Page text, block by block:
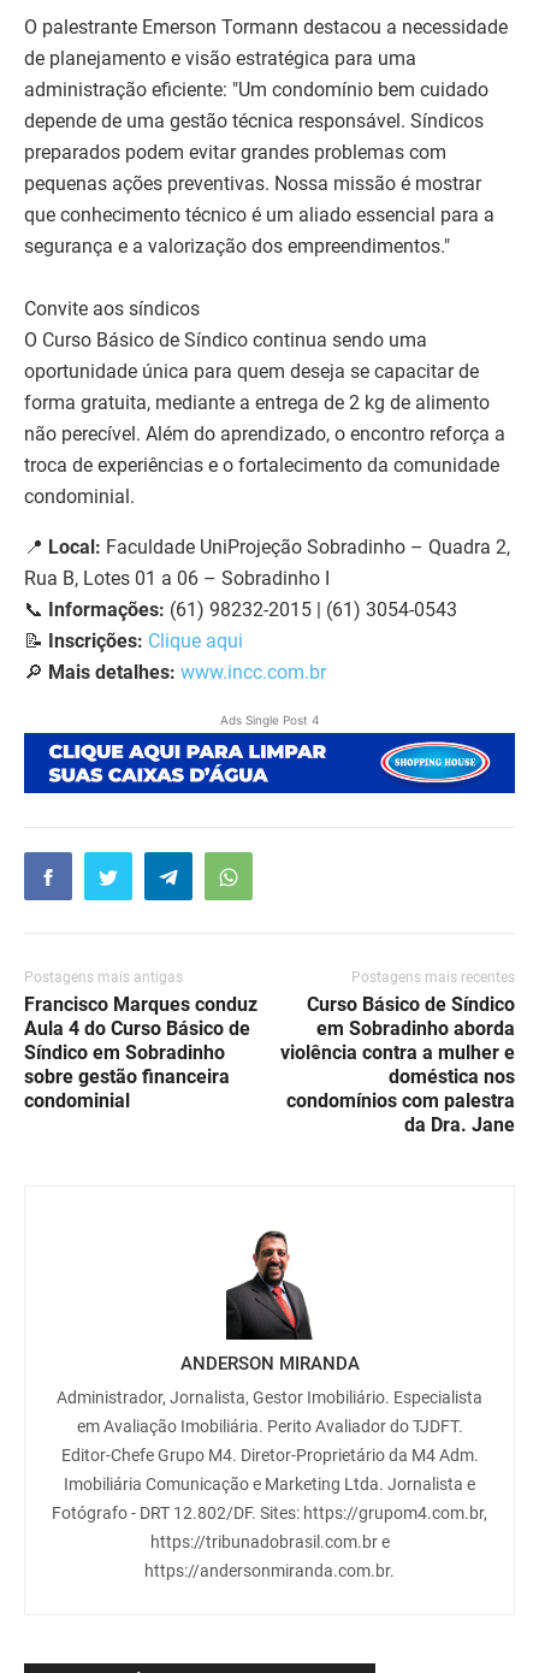
O palestrante Emerson Tormann destacou a necessidade
de planejamento e visão estratégica para uma
administração eficiente: "Um condomínio bem cuidado
depende de uma gestão técnica responsável. Síndicos
preparados podem evitar grandes problemas com
pequenas ações preventivas. Nossa missão é mostrar
que conhecimento técnico é um aliado essencial para a
segurança e a valorização dos empreendimentos."
Convite aos síndicos
O Curso Básico de Síndico continua sendo uma
oportunidade única para quem deseja se capacitar de
forma gratuita, mediante a entrega de 2 kg de alimento
não perecível. Além do aprendizado, o encontro reforça a
troca de experiências e o fortalecimento da comunidade
condominial.
📍 Local: Faculdade UniProjeção Sobradinho – Quadra 2,
Rua B, Lotes 01 a 06 – Sobradinho I
📞 Informações: (61) 98232-2015 | (61) 3054-0543
📝 Inscrições: Clique aqui
🔎 Mais detalhes: www.incc.com.br
Ads Single Post 4
Postagens mais antigas
Francisco Marques conduz
Aula 4 do Curso Básico de
Síndico em Sobradinho
sobre gestão financeira
condominial
Postagens mais recentes
Curso Básico de Síndico
em Sobradinho aborda
violência contra a mulher e
doméstica nos
condomínios com palestra
da Dra. Jane
ANDERSON MIRANDA
Administrador, Jornalista, Gestor Imobiliário. Especialista
em Avaliação Imobiliária. Perito Avaliador do TJDFT.
Editor-Chefe Grupo M4. Diretor-Proprietário da M4 Adm.
Imobiliária Comunicação e Marketing Ltda. Jornalista e
Fotógrafo - DRT 12.802/DF. Sites: https://grupom4.com.br,
https://tribunadobrasil.com.br e
https://andersonmiranda.com.br.